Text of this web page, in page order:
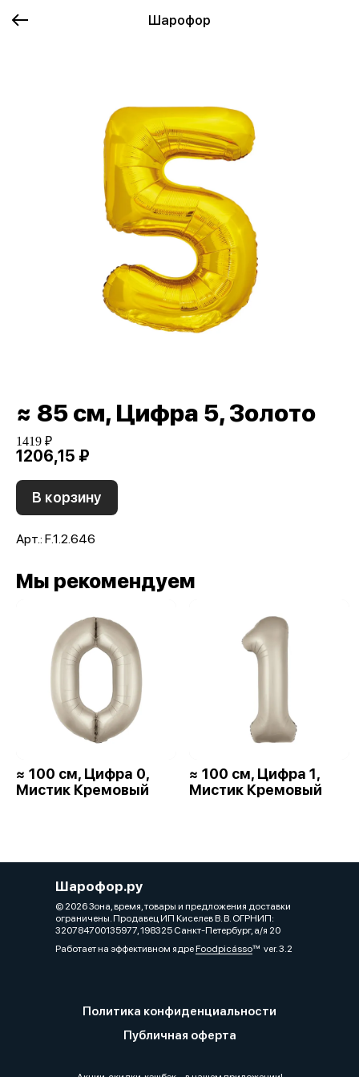
Шарофор
≈ 85 см, Цифра 5, Золото
1419 ₽
1206,15 ₽
В корзину
Арт.: F.1.2.646
Мы рекомендуем
≈ 100 см, Цифра 0,
Мистик Кремовый
≈ 100 см, Цифра 1,
Мистик Кремовый
Шарофор.ру
© 2026 Зона, время, товары и предложения доставки
ограничены. Продавец ИП Киселев В. В. ОГРНИП:
320784700135977, 198325 Санкт-Петербург, а/я 20
Работает на эффективном ядреFoodpicássover. 3.2
Политика конфиденциальности
Публичная оферта